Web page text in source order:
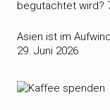
begutachtet wird?
Asien ist im
29. Juni 2026